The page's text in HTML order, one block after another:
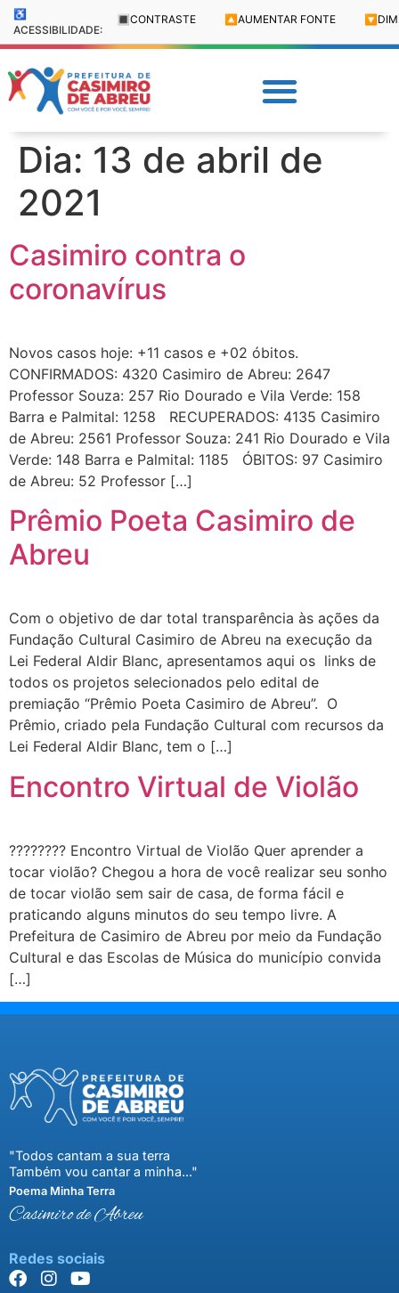
♿
ACESSIBILIDADE:
🔳 CONTRASTE 🔼 AUMENTAR FONTE 🔽
Dia: 13 de abril de
2021
Casimiro contra o
coronavírus
Novos casos hoje: +11 casos e +02 óbitos.
CONFIRMADOS: 4320 Casimiro de Abreu: 2647
Professor Souza: 257 Rio Dourado e Vila Verde: 158
Barra e Palmital: 1258 RECUPERADOS: 4135 Casimiro
de Abreu: 2561 Professor Souza: 241 Rio Dourado e Vila
Verde: 148 Barra e Palmital: 1185 ÓBITOS: 97 Casimiro
de Abreu: 52 Professor […]
Prêmio Poeta Casimiro de
Abreu
Com o objetivo de dar total transparência às ações da
Fundação Cultural Casimiro de Abreu na execução da
Lei Federal Aldir Blanc, apresentamos aqui os links de
todos os projetos selecionados pelo edital de
premiação “Prêmio Poeta Casimiro de Abreu”. O
Prêmio, criado pela Fundação Cultural com recursos da
Lei Federal Aldir Blanc, tem o […]
Encontro Virtual de Violão
???????? Encontro Virtual de Violão Quer aprender a
tocar violão? Chegou a hora de você realizar seu sonho
de tocar violão sem sair de casa, de forma fácil e
praticando alguns minutos do seu tempo livre. A
Prefeitura de Casimiro de Abreu por meio da Fundação
Cultural e das Escolas de Música do município convida
[…]
"Todos cantam a sua terra
Também vou cantar a minha..."
Poema Minha Terra
Casimiro de Abreu
Redes sociais